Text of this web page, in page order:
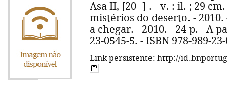
Asa II, [20--]-. - v. : il. ; 29
mistérios do deserto. - 2010.
a chegar. - 2010. - 24 p. - A
23-0545-5. - ISBN 978-989-
Link persistente: http://